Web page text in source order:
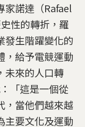
家諾達（Rafael
性的轉折，羅
發生階躍變化的
，給予電競運動
未來的人口轉
「這是一個從
，當他們越來越
主要文化及運動